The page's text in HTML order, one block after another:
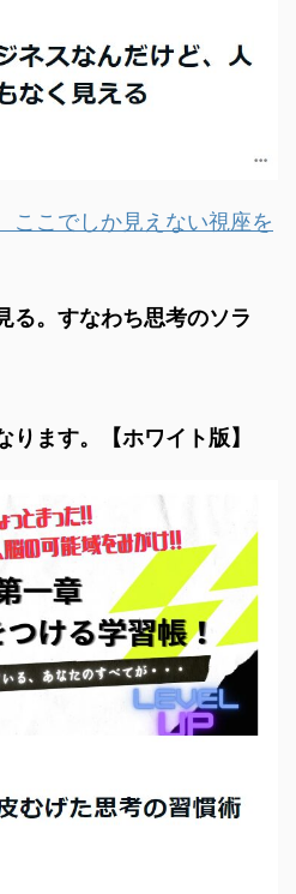
ここでしか見えない視座を
る。すなわち思考のソラ
ます。【ホワイト版】